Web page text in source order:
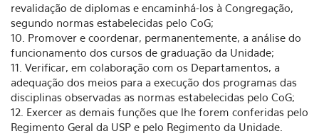
revalidação de diplomas e encaminhá-los à Congregação,
segundo normas estabelecidas pelo CoG;
10. Promover e coordenar, permanentemente, a análise do
funcionamento dos cursos de graduação da Unidade;
11. Verificar, em colaboração com os Departamentos, a
adequação dos meios para a execução dos programas das
disciplinas observadas as normas estabelecidas pelo CoG;
12. Exercer as demais funções que lhe forem conferidas pelo
Regimento Geral da USP e pelo Regimento da Unidade.